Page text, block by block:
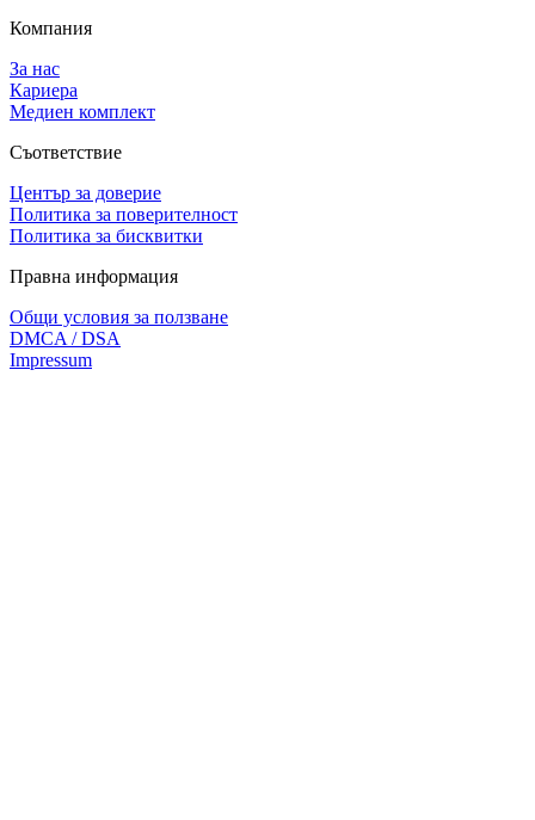
Компания
За нас
Кариера
Медиен комплект
Съответствие
Център за доверие
Политика за поверителност
Политика за бисквитки
Правна информация
Общи условия за ползване
DMCA / DSA
Impressum